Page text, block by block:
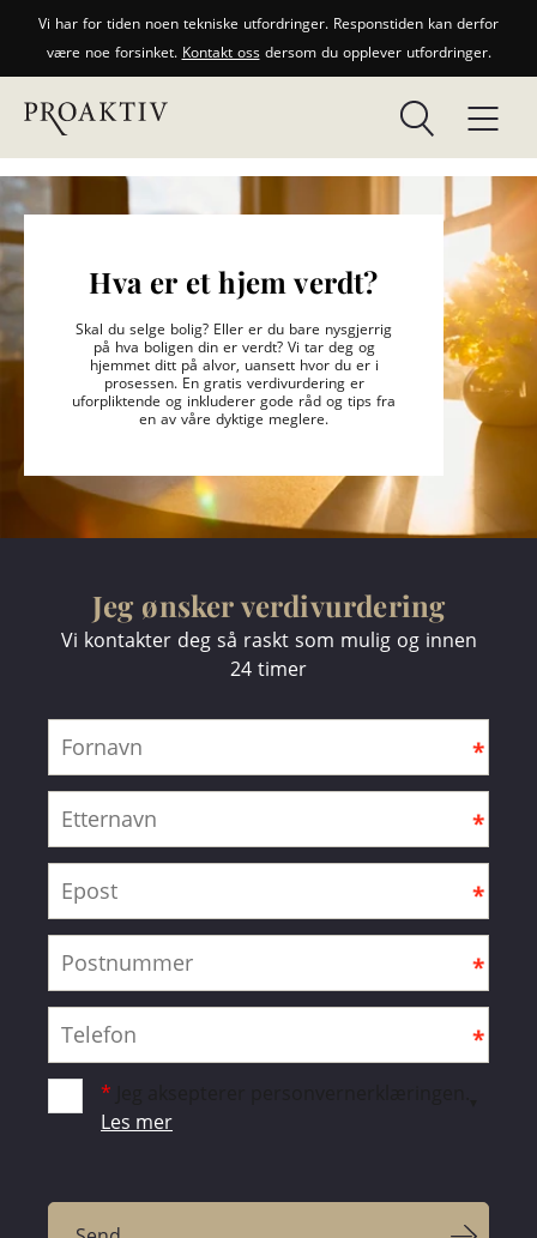
Vi har for tiden noen tekniske utfordringer. Responstiden kan derfor
være noe forsinket. Kontakt ossdersom du opplever utfordringer.
Hva er et hjem verdt?
Skal du selge bolig? Eller er du bare nysgjerrig
på hva boligen din er verdt? Vi tar deg og
hjemmet ditt på alvor, uansett hvor du er i
prosessen. En gratis verdivurdering er
uforpliktende og inkluderer gode råd og tips fra
en av våre dyktige meglere.
Jeg ønsker verdivurdering
Vi kontakter deg så raskt som mulig og innen
24 timer
*
Les mer